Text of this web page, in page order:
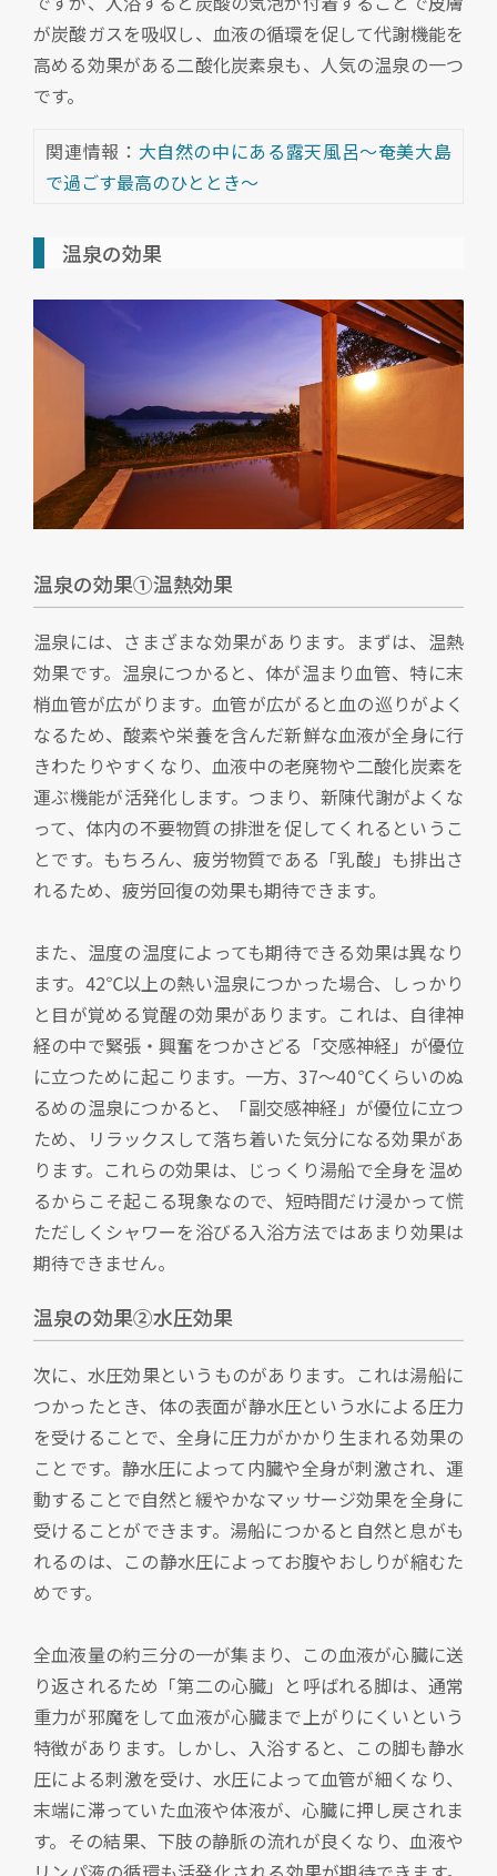
が炭酸ガスを吸収し、血液の循環を促して代謝機能を
高める効果がある二酸化炭素泉も、人気の温泉の一つ
です。
関連情報： 大自然の中にある露天風呂～奄美大島
で過ごす最高のひととき～
温泉の効果
温泉の効果①温熱効果
温泉には、さまざまな効果があります。まずは、温熱
効果です。温泉につかると、体が温まり血管、特に末
梢血管が広がります。血管が広がると血の巡りがよく
なるため、酸素や栄養を含んだ新鮮な血液が全身に行
きわたりやすくなり、血液中の老廃物や二酸化炭素を
運ぶ機能が活発化します。つまり、新陳代謝がよくな
って、体内の不要物質の排泄を促してくれるというこ
とです。もちろん、疲労物質である「乳酸」も排出さ
れるため、疲労回復の効果も期待できます。
また、温度の温度によっても期待できる効果は異なり
ます。42℃以上の熱い温泉につかった場合、しっかり
と目が覚める覚醒の効果があります。これは、自律神
経の中で緊張・興奮をつかさどる「交感神経」が優位
に立つために起こります。一方、37～40℃くらいのぬ
るめの温泉につかると、「副交感神経」が優位に立つ
ため、リラックスして落ち着いた気分になる効果があ
ります。これらの効果は、じっくり湯船で全身を温め
るからこそ起こる現象なので、短時間だけ浸かって慌
ただしくシャワーを浴びる入浴方法ではあまり効果は
期待できません。
温泉の効果②水圧効果
次に、水圧効果というものがあります。これは湯船に
つかったとき、体の表面が静水圧という水による圧力
を受けることで、全身に圧力がかかり生まれる効果の
ことです。静水圧によって内臓や全身が刺激され、運
動することで自然と緩やかなマッサージ効果を全身に
受けることができます。湯船につかると自然と息がも
れるのは、この静水圧によってお腹やおしりが縮むた
めです。
全血液量の約三分の一が集まり、この血液が心臓に送
り返されるため「第二の心臓」と呼ばれる脚は、通常
重力が邪魔をして血液が心臓まで上がりにくいという
特徴があります。しかし、入浴すると、この脚も静水
圧による刺激を受け、水圧によって血管が細くなり、
末端に滞っていた血液や体液が、心臓に押し戻されま
す。その結果、下肢の静脈の流れが良くなり、血液や